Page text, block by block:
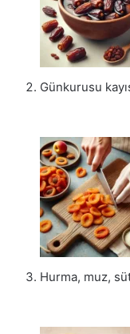
Günkurusu
Hurma, muz,